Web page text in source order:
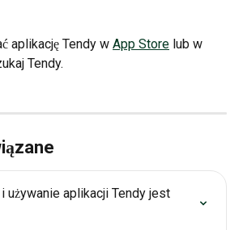
aplikację Tendy w App Store lub w
Tendy.
używanie aplikacji Tendy jest